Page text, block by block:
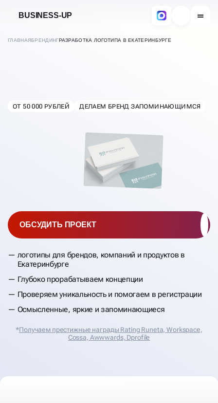
BUSINESS-UP
ГЛАВНАЯБРЕНДИНГРАЗРАБОТКА ЛОГОТИПА В ЕКАТЕРИНБУРГЕ
РАЗРАБОТКА ЛОГОТИПОВ
ОТ 50 000 РУБЛЕЙ ДЕЛАЕМ БРЕНД ЗАПОМИНАЮЩИМСЯ
логотипы для брендов, компаний и продуктов в
Екатеринбурге
Глубоко прорабатываем концепции
Проверяем уникальность и помогаем в регистрации
Осмысленные, яркие и запоминающиеся
ОБСУДИТЬ ПРОЕКТ
*Получаем престижные награды Rating Runeta, Workspace,
Cossa, Аwwwards, Dprofile